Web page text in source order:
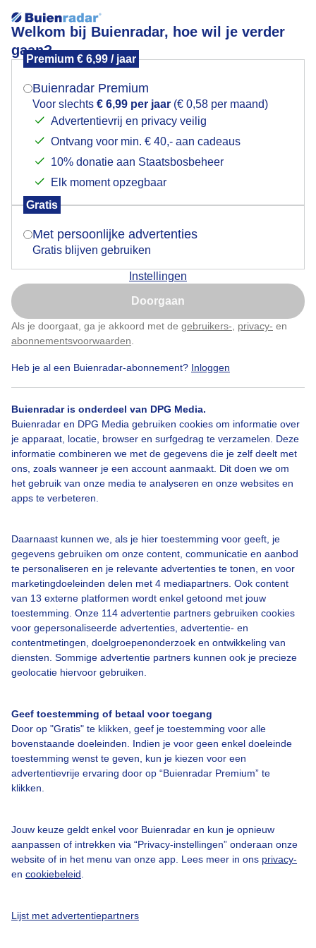
Welkom bij Buienradar, hoe wil je verder
gaan?
Premium € 6,99 / jaar
Buienradar Premium
Voor slechts € 6,99 per jaar (€ 0,58 per maand)
Advertentievrij en privacy veilig
Ontvang voor min. € 40,- aan cadeaus
10% donatie aan Staatsbosbeheer
Elk moment opzegbaar
Gratis
Met persoonlijke advertenties
Gratis blijven gebruiken
Instellingen
Doorgaan
Als je doorgaat, ga je akkoord met de gebruikers- privacy- en
abonnementsvoorwaarden
Heb je al een Buienradar-abonnement? Inloggen
Buienradar is onderdeel van DPG Media.
Buienradar en DPG Media gebruiken cookies om informatie over
je apparaat, locatie, browser en surfgedrag te verzamelen. Deze
informatie combineren we met de gegevens die je zelf deelt met
ons, zoals wanneer je een account aanmaakt. Dit doen we om
het gebruik van onze media te analyseren en onze websites en
apps te verbeteren.
Daarnaast kunnen we, als je hier toestemming voor geeft, je
gegevens gebruiken om onze content, communicatie en aanbod
te personaliseren en je relevante advertenties te tonen, en voor
marketingdoeleinden delen met 4 mediapartners. Ook content
van 13 externe platformen wordt enkel getoond met jouw
toestemming. Onze 114 advertentie partners gebruiken cookies
voor gepersonaliseerde advertenties, advertentie- en
contentmetingen, doelgroepenonderzoek en ontwikkeling van
diensten. Sommige advertentie partners kunnen ook je precieze
geolocatie hiervoor gebruiken.
Geef toestemming of betaal voor toegang
Door op "Gratis" te klikken, geef je toestemming voor alle
bovenstaande doeleinden. Indien je voor geen enkel doeleinde
toestemming wenst te geven, kun je kiezen voor een
advertentievrije ervaring door op “Buienradar Premium” te
klikken.
Jouw keuze geldt enkel voor Buienradar en kun je opnieuw
aanpassen of intrekken via “Privacy-instellingen” onderaan onze
website of in het menu van onze app. Lees meer in ons privacy-
en cookiebeleid
Lijst met advertentiepartners
Kunst in het weiland.
Heppeneert- zandsculpturen.
Zandsculpturen Zomer
Bekijk slideshow
Een moment geduld aub...
Bedrijfsgegevens
Veelgestelde vragen
Contact
Gebruikersvoorwaarden
Adverteren
Buienradar Team
Mogen we je locatie gebruiken voor het
Indien je hier nog geen akkoord op hebt gegeven,
verschijnt er zo een pop-up uit je browser waarin
Is goed, toon de popup
Nu niet, misschien later
Klik hierom dit aan te passen